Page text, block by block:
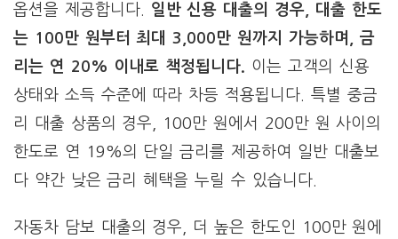
옵션을 제공합니다. 일반 신용 대출의 경우, 대출 한도
는 100만 원부터 최대 3,000만 원까지 가능하며, 금
리는 연 20% 이내로 책정됩니다.
이는 고객의 신용
상태와 소득 수준에 따라 차등 적용됩니다. 특별 중금
리 대출 상품의 경우, 100만 원에서 200만 원 사이의
한도로 연 19%의 단일 금리를 제공하여 일반 대출보
다 약간 낮은 금리 혜택을 누릴 수 있습니다.
자동차 담보 대출의 경우, 더 높은 한도인 100만 원에